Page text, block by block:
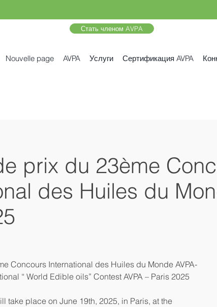
Стать членом AVPA
Nouvelle page AVPA Услуги Сертификация AVPA
prix du 23ème
des Huiles du
Concours International des Huiles du Monde AVPA-
“ World Edible oils” Contest AVPA – Paris 2025
take place on June 19th, 2025, in Paris, at the